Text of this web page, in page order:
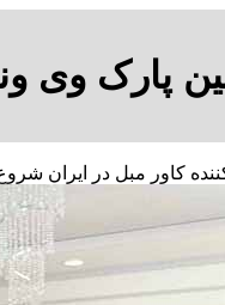
پارک وی
کننده کاور مبل در ایران